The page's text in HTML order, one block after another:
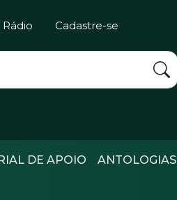
Cadastre-se
DE APOIO ANTOLOGIAS